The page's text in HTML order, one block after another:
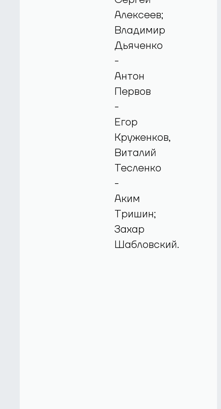
Алексеев;
Владимир
Дьяченко
-
Антон
Первов
-
Егор
Круженков,
Виталий
Тесленко
-
Аким
Тришин;
Захар
Шабловский.